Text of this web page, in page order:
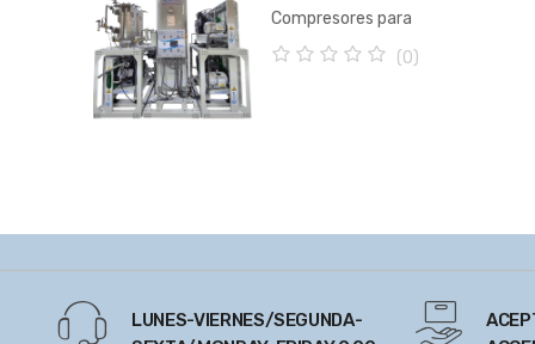
Compresores para
Aire Medico
Reciprocantes
(0)
LUNES-VIERNES/SEGUNDA-